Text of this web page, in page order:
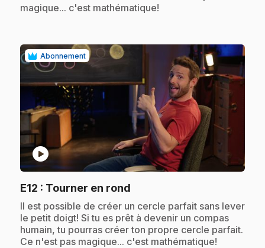
magique... c'est mathématique!
Abonnement
play_circle
E12 : Tourner en rond
.Il est possible de créer un cercle parfait sans lever
le petit doigt! Si tu es prêt à devenir un compas
humain, tu pourras créer ton propre cercle parfait.
Ce n'est pas magique... c'est mathématique!